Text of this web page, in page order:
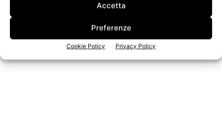
Accetta
Preferenze
Cookie Policy Privacy Policy